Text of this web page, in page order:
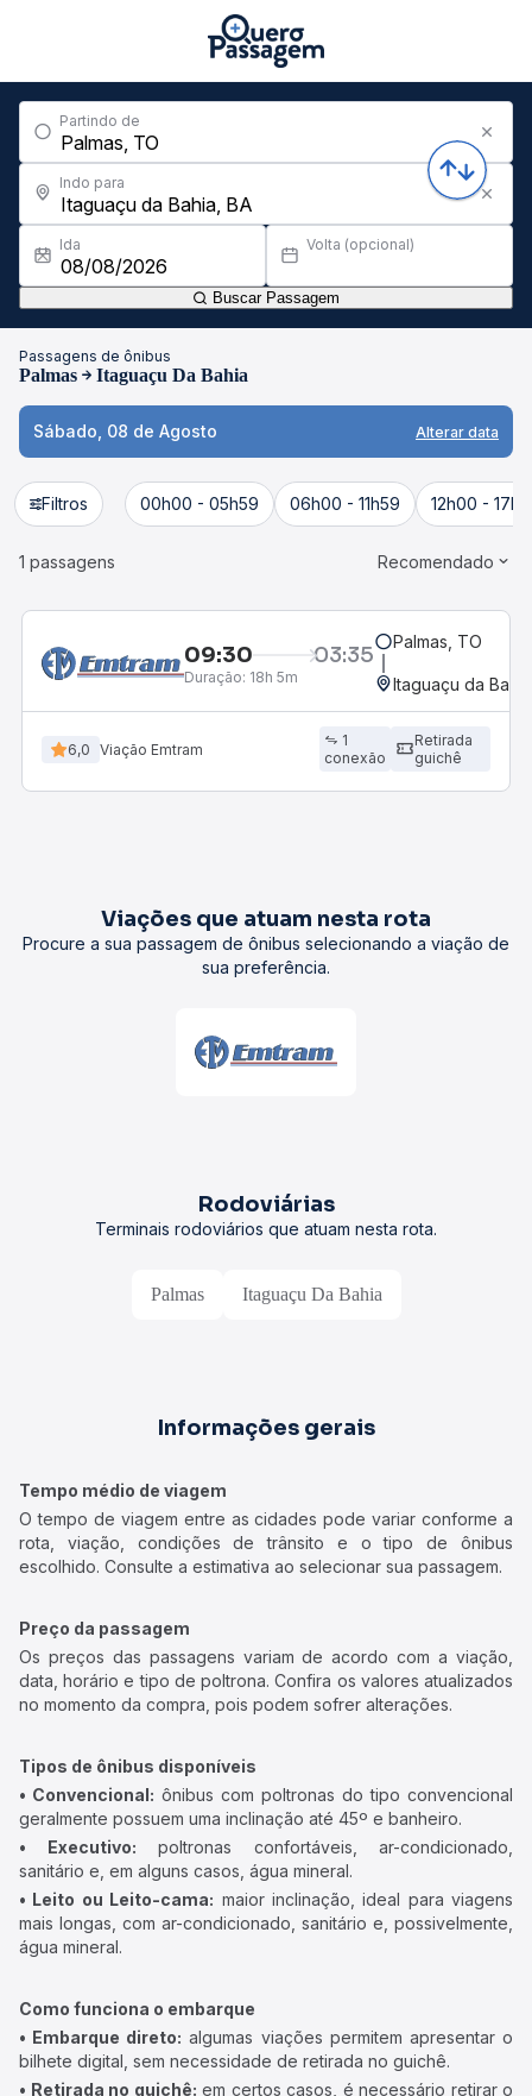
Partindo de
Indo para
Ida Volta (opcional)
Buscar Passagem
Passagens de ônibus
Palmas Itaguaçu Da Bahia
Sábado, 08 de Agosto Alterar data
Filtros 00h00 - 05h59 06h00 - 11h59 12h00 -
1 passagens Recomendado
09:30 03:35
Duração: 18h 5m
Palmas, TO
Itaguaçu da
6,0 Viação Emtram
1
conexão
Retirada
guichê
Viações que atuam nesta rota
Procure a sua passagem de ônibus selecionando a viação de
sua preferência.
Rodoviárias
Terminais rodoviários que atuam nesta rota.
Palmas Itaguaçu Da Bahia
Informações gerais
Tempo médio de viagem
O tempo de viagem entre as cidades pode variar conforme a
rota, viação, condições de trânsito e o tipo de ônibus
escolhido. Consulte a estimativa ao selecionar sua passagem.
Preço da passagem
Os preços das passagens variam de acordo com a viação,
data, horário e tipo de poltrona. Confira os valores atualizados
no momento da compra, pois podem sofrer alterações.
Tipos de ônibus disponíveis
• Convencional: ônibus com poltronas do tipo convencional
geralmente possuem uma inclinação até 45º e banheiro.
• Executivo: poltronas confortáveis, ar-condicionado,
sanitário e, em alguns casos, água mineral.
• Leito ou Leito-cama: maior inclinação, ideal para viagens
mais longas, com ar-condicionado, sanitário e, possivelmente,
água mineral.
Como funciona o embarque
• Embarque direto: algumas viações permitem apresentar o
bilhete digital, sem necessidade de retirada no guichê.
• Retirada no guichê: em certos casos, é necessário retirar o